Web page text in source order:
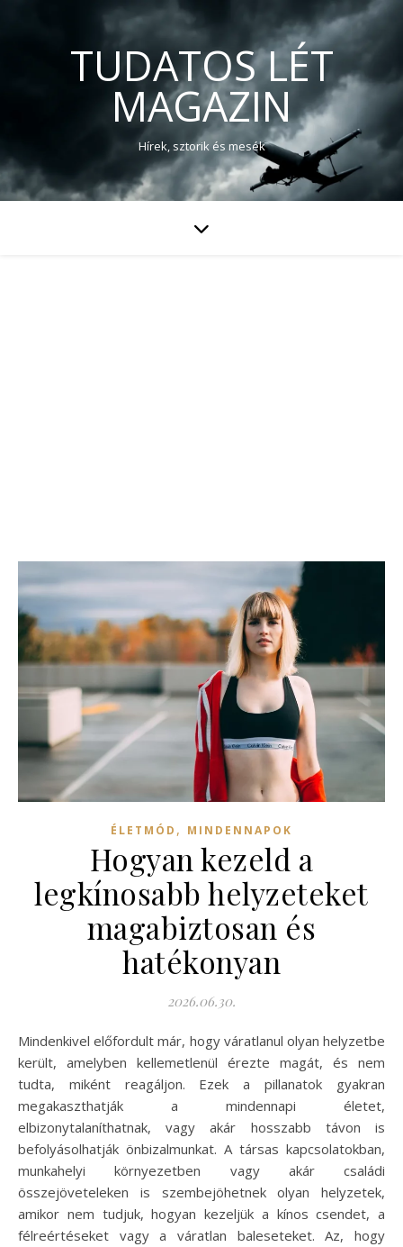
TUDATOS LÉT
MAGAZIN
Hírek, sztorik és mesék
ÉLETMÓD , MINDENNAPOK
Hogyan kezeld a
legkínosabb helyzeteket
magabiztosan és
hatékonyan
2026.06.30.
Mindenkivel előfordult már, hogy váratlanul olyan helyzetbe
került, amelyben kellemetlenül érezte magát, és nem
tudta, miként reagáljon. Ezek a pillanatok gyakran
megakaszthatják a mindennapi életet,
elbizonytalaníthatnak, vagy akár hosszabb távon is
befolyásolhatják önbizalmunkat. A társas kapcsolatokban,
munkahelyi környezetben vagy akár családi
összejöveteleken is szembejöhetnek olyan helyzetek,
amikor nem tudjuk, hogyan kezeljük a kínos csendet, a
félreértéseket vagy a váratlan baleseteket. Az, hogy